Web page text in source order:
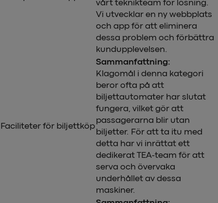
vårt teknikteam för lösning.
Vi utvecklar en ny webbplats
och app för att eliminera
dessa problem och förbättra
kundupplevelsen.
Faciliteter för biljettköp
Sammanfattning:
Klagomål i denna kategori
beror ofta på att
biljettautomater har slutat
fungera, vilket gör att
passagerarna blir utan
biljetter. För att ta itu med
detta har vi inrättat ett
dedikerat TEA-team för att
serva och övervaka
underhållet av dessa
maskiner.